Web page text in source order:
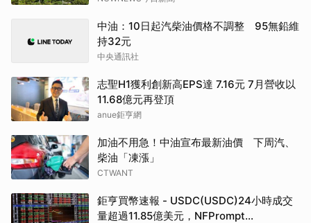
中油：10日起汽柴油價格不調整 95無鉛維
持32元
中央通訊社
志聖H1獲利創新高EPS達 7.16元 7月營收以
11.68億元再登頂
anue鉅亨網
加油不用急！中油宣布最新油價 下周汽、
柴油「凍漲」
CTWANT
鉅亨買幣速報 - USDC(USDC)24小時成交
量超過11.85億美元，NFPrompt